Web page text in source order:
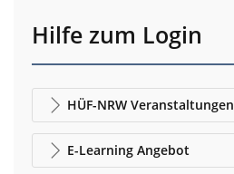
Hilfe zum Login
HÜF-NRW Veranstaltungen
E-Learning Angebot